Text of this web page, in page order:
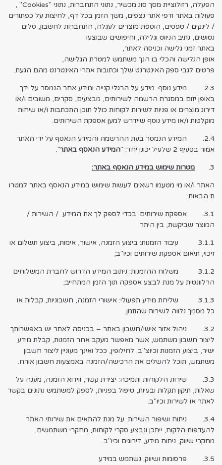
הפעלה, רזולוציית מסך סוג מכשיר, נתוני התחברות, נתוני "Cookies" ,
פעולות באתר ודפי אתר נצפים, משך הזמן בכל דף, לחיצות על כפתורים
/ לינקים / טפסים, הוספת מוצרים לעגלה, התחברות לחשבון, סלים
נטושים, נתיב הניווט וגלילה, וחיפושים שבוצעו
באתר זמני גלישה וכניסה לאתר,
אופן הגלישה והכלי בו הנך משתמש למטרת הגלישה,
פרטים לגבי ספק האינטרנט שלך וכתובות אתרי האינטרנט מהם הגעת.
2.3. מידע נוסף: מידע על הרגלי קנייה ומידע אחר הנמסר על ידך
באופן יזום במסגרת הרשמה לשירותים, מבצעים, סקרים, משובים ו/או
דירוג מוצרים או פניות לשירות לקוחות כולל תוכן התכתבות ו/או שיחות
מוקלטות ו/או מידע נוסף שיידרש למען אספקת השירותים.
2.4. המידע הנמסר בעת ההרשמה והמידע הנאסף על ידי האתר
אמור בסעיף 2 שלעיל יכונו יחד: "
המידע הנאסף באתר".
3. מטרות שימוש במידע הנאסף באתר:
האתר ו/או מי מטעמו רשאים לעשות שימוש במידע הנאסף באתר למטרו
ת הבאות:
3.1. אספקת שירותים: בכדי לספק לך את המידע / השירות /
המוצר שביקשת, בין היתר:
3.1.1 עיבוד הזמנות: ביצוע הזמנה, אישור, אימות, ביצוע תשלום או
זיכוי, תיאום אספקת שירותים וכיו"ב;
3.1.2 משלוח ההזמנות: ניתוב המידע הדרוש לחברת המשלוחים
הרלוונטית על מנת לבצע אספקה תוך הזמן המתחייב;
3.1.3 שליחת מידע תפעולי: אישורי הזמנה, חשבוניות, קבלות או
כל מסמך נלווה לשירות שהוזמן.
3.2. ניהול אזור אישי/חשבון באתר – בכניסה לאתר יש באפשרותך
ליצור חשבון משתמש, אשר מאפשר מעקב אחר הזמנות, קבלת מידע
ישיר, ביצוע הזמנות וכיוצ"ב. לחילופין, ככל ואינך מעוניין ליצור חשבון
משתמש, תוכל להשלים את הרכישה/הזמנה באמצעות חשבון אורח.
3.3. שירות הלקוחות ותמיכה: יצירת קשר, ווידוא הזמנה, מענה על
שאלות, תיקון תקלות ובעיות, טיפול בפניות, לספק למשתמש נתונים בקשר
לאתר או לשירות וכיו"ב.
3.4. ניתוח ושיפור השירות: על מנת להתאים את שירותי האתר
להעדפות הלקוח, ייתכן ונבצע סקרי לקוחות, מחקרי משתמשים,
מחקרי שיווק, ניתוח מידע, דירוגים וכיו"ב.
3.5. פרסומות ושיווק: נשתמש במידע